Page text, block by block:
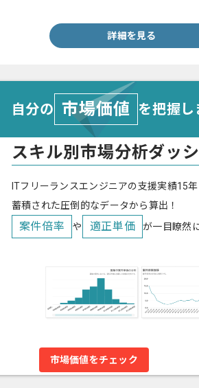
詳細を見る
自分の 市場価値 を把握
スキル別市場分析ダッ
ITフリーランスエンジニアの支援実績15
蓄積された圧倒的なデータから算出！
案件倍率 や 適正単価 が一目瞭然
市場価値をチェック